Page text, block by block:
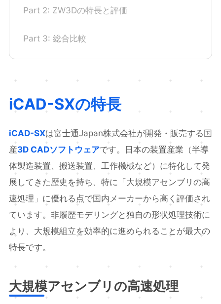
Part 2: ZW3Dの特長と評価
Part 3: 総合比較
iCAD-SXの特長
iCAD-SXは富士通Japan株式会社が開発・販売する国
産3D CADソフトウェアです。日本の装置産業（半導
体製造装置、搬送装置、工作機械など）に特化して発
展してきた歴史を持ち、特に「大規模アセンブリの高
速処理」に優れる点で国内メーカーから高く評価され
ています。非履歴モデリングと独自の形状処理技術に
より、大規模組立を効率的に進められることが最大の
特長です。
大規模アセンブリの高速処理